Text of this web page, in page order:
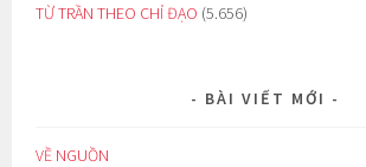
TỪ TRẦN THEO CHỈ ĐẠO (5.656)
BÀI VIẾT MỚI
VỀ NGUỒN